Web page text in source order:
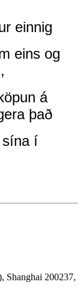
einnig
eins og
á
það
sína í
Shanghai 200237,